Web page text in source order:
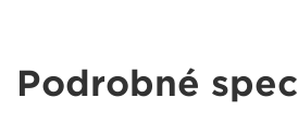
Podrobné